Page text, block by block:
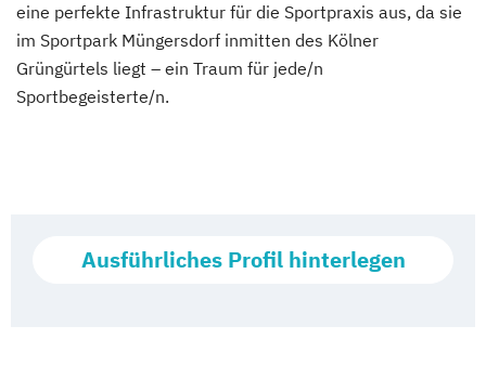
eine perfekte Infrastruktur für die Sportpraxis aus, da sie
im Sportpark Müngersdorf inmitten des Kölner
Grüngürtels liegt – ein Traum für jede/n
Sportbegeisterte/n.
Ausführliches Profil hinterlegen